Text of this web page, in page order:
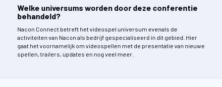
Welke universums worden door deze conferentie
behandeld?
Nacon Connect betreft het videospel universum evenals de
activiteiten van Nacon als bedrijf gespecialiseerd in dit gebied. Hier
gaat het voornamelijk om videospellen met de presentatie van nieuwe
spellen, trailers, updates en nog veel meer.